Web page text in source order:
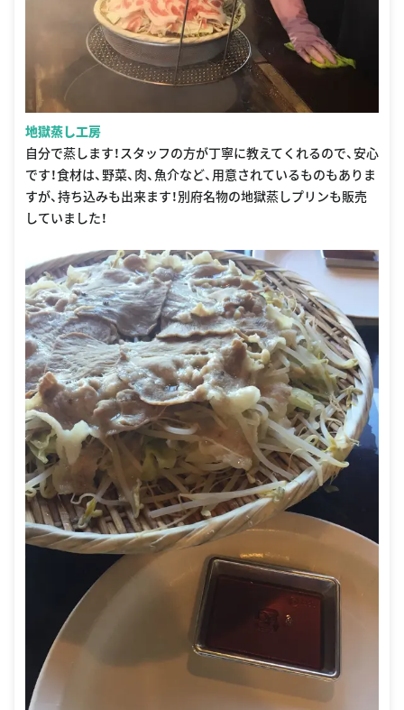
地獄蒸し工房
自分で蒸します！スタッフの方が丁寧に教えてくれるので、安心
です！食材は、野菜、肉、魚介など、用意されているものもありま
すが、持ち込みも出来ます！別府名物の地獄蒸しプリンも販売
していました！